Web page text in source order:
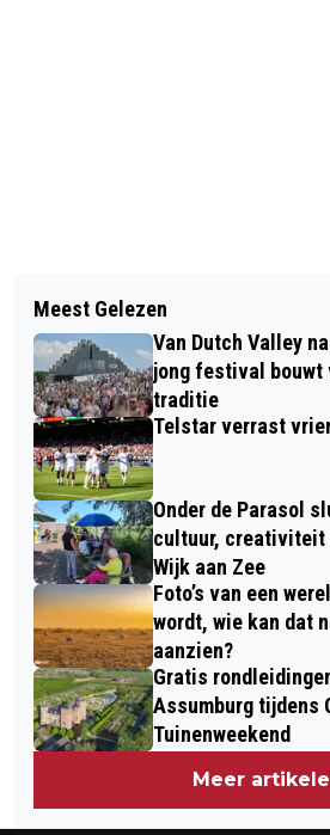
COLLEGE STELT
WIJK AAN ZEE VAST
AFGELOPEN WEEK VIER
UITSTOOT BIJ TATA
EURO BOETE
Meest Gelezen
Van Dutch Valley
jong festival bouwt
traditie
Telstar verrast
Onder de Parasol
cultuur, creativiteit
Wijk aan Zee
Foto’s van een
wordt, wie kan dat
aanzien?
Gratis
Assumburg tijdens
Tuinenweekend
Meer